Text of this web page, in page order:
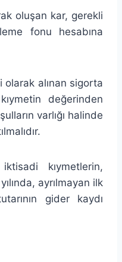
oluşan kar, gerekli
fonu hesabına
olarak alınan sigorta
değerinden
varlığı halinde
kıymetlerin,
ayrılmayan ilk
gider kaydı